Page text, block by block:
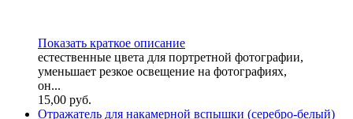
Показать краткое описание
естественные цвета для портретной фотографии,
уменьшает резкое освещение на фотографиях,
он...
15,00 руб.
Отражатель для накамерной вспышки (серебро-белый)